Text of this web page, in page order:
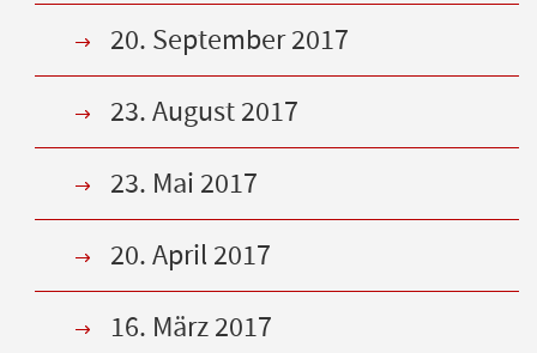
20. September 2017
23. August 2017
23. Mai 2017
20. April 2017
16. März 2017